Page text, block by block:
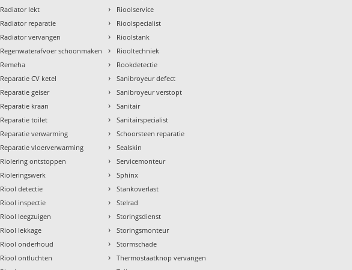
Radiator lekt
Radiator reparatie
Radiator vervangen
Regenwaterafvoer schoonmaken
Remeha
Reparatie CV ketel
Reparatie geiser
Reparatie kraan
Reparatie toilet
Reparatie verwarming
Reparatie vloerverwarming
Riolering ontstoppen
Rioleringswerk
Riool detectie
Riool inspectie
Riool leegzuigen
Riool lekkage
Riool onderhoud
Riool ontluchten
› Rioolservice
› Rioolspecialist
› Rioolstank
› Riooltechniek
› Rookdetectie
› Sanibroyeur defect
› Sanibroyeur verstopt
› Sanitair
› Sanitairspecialist
› Schoorsteen reparatie
› Sealskin
› Servicemonteur
› Sphinx
› Stankoverlast
› Stelrad
› Storingsdienst
› Storingsmonteur
› Stormschade
› Thermostaatknop vervangen